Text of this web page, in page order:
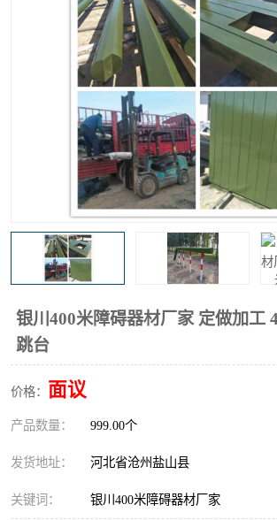
银川400米障碍器材厂家 定做加工
跳台
价格： 面议
产品数量： 999.00个
发货地址： 河北省沧州盐山县
关键词： 银川400米障碍器材厂家